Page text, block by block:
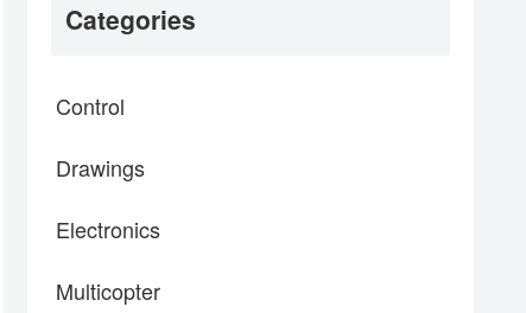
Categories
Control
Drawings
Electronics
Multicopter